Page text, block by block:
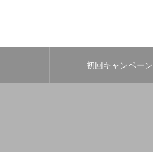
初回キャンペーン